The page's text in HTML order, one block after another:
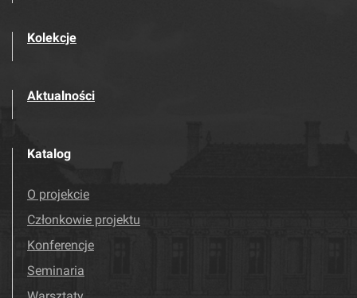
Kolekcje
Aktualności
Katalog
O projekcie
Członkowie projektu
Konferencje
Seminaria